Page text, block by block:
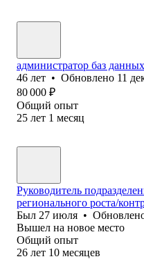
администратор баз данных
46 лет • Обновлено 11
80 000 ₽
Общий опыт
25 лет 1 месяц
Руководитель
регионального роста/
Был 27 июля •
Вышел на новое место
Общий опыт
26 лет 10 месяцев